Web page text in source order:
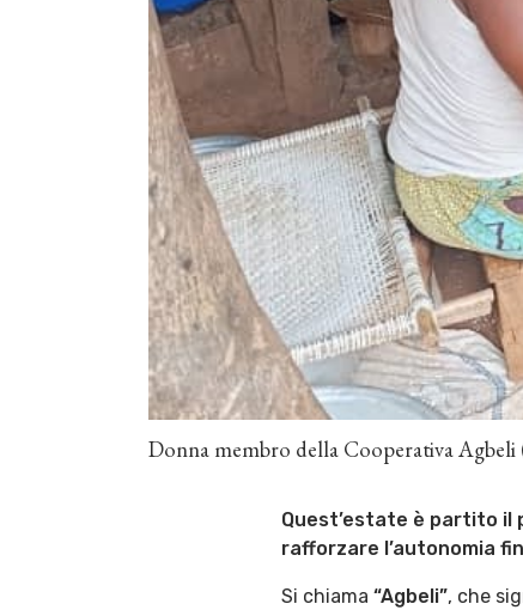
Donna membro della Cooperativa Agbeli
Quest’estate è partito il
rafforzare l’autonomia
Si chiama “Agbeli”, che